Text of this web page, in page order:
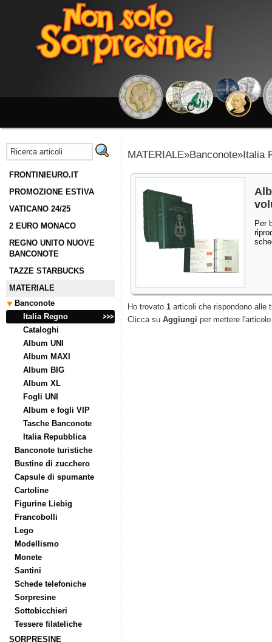
FRONTINIEURO.IT
PROMOZIONE ESTIVA
VATICANO 24/25
2 EURO MONACO
REGNO UNITO NUOVE
BANCONOTE
TAZZE STARBUCKS
MATERIALE
Banconote
Italia Regno
Cataloghi
Album UNI
Album MAXI
Album BIG
Album XL
Fogli UNI
Album e fogli VIP
Tasche Banconote
Italia Repubblica
Banconote turistiche
Bustine di zucchero
Capsule di spumante
Cartoline
Figurine Liebig
Francobolli
Lego
Modellismo
Monete
Santini
Schede telefoniche
Sorpresine
Sottobicchieri
Tessere filateliche
SORPRESINE
MATERIALE»Banconote»Italia
Per
Ho trovato 1 articoli che rispondono alle
Clicca su Aggiungi per mettere